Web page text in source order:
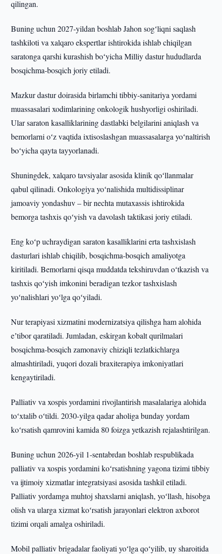
qilingan.
Buning uchun 2027-yildan boshlab Jahon sogʻliqni saqlash
tashkiloti va xalqaro ekspertlar ishtirokida ishlab chiqilgan
saratonga qarshi kurashish boʻyicha Milliy dastur hududlarda
bosqichma-bosqich joriy etiladi.
Mazkur dastur doirasida birlamchi tibbiy-sanitariya yordami
muassasalari xodimlarining onkologik hushyorligi oshiriladi.
Ular saraton kasalliklarining dastlabki belgilarini aniqlash va
bemorlarni oʻz vaqtida ixtisoslashgan muassasalarga yoʻnaltirish
boʻyicha qayta tayyorlanadi.
Shuningdek, xalqaro tavsiyalar asosida klinik qoʻllanmalar
qabul qilinadi. Onkologiya yoʻnalishida multidissiplinar
jamoaviy yondashuv – bir nechta mutaxassis ishtirokida
bemorga tashxis qoʻyish va davolash taktikasi joriy etiladi.
Eng koʻp uchraydigan saraton kasalliklarini erta tashxislash
dasturlari ishlab chiqilib, bosqichma-bosqich amaliyotga
kiritiladi. Bemorlarni qisqa muddatda tekshiruvdan oʻtkazish va
tashxis qoʻyish imkonini beradigan tezkor tashxislash
yoʻnalishlari yoʻlga qoʻyiladi.
Nur terapiyasi xizmatini modernizatsiya qilishga ham alohida
eʼtibor qaratiladi. Jumladan, eskirgan kobalt qurilmalari
bosqichma-bosqich zamonaviy chiziqli tezlatkichlarga
almashtiriladi, yuqori dozali braxiterapiya imkoniyatlari
kengaytiriladi.
Palliativ va xospis yordamini rivojlantirish masalalariga alohida
toʻxtalib oʻtildi. 2030-yilga qadar aholiga bunday yordam
koʻrsatish qamrovini kamida 80 foizga yetkazish rejalashtirilgan.
Buning uchun 2026-yil 1-sentabrdan boshlab respublikada
palliativ va xospis yordamini koʻrsatishning yagona tizimi tibbiy
va ijtimoiy xizmatlar integratsiyasi asosida tashkil etiladi.
Palliativ yordamga muhtoj shaxslarni aniqlash, yoʻllash, hisobga
olish va ularga xizmat koʻrsatish jarayonlari elektron axborot
tizimi orqali amalga oshiriladi.
Mobil palliativ brigadalar faoliyati yoʻlga qoʻyilib, uy sharoitida